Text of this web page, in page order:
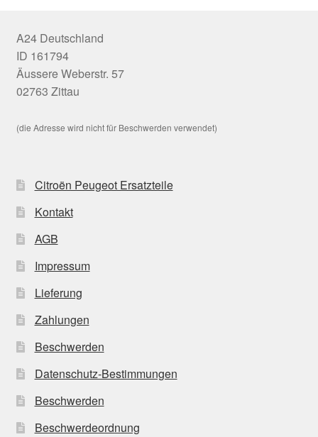
A24 Deutschland
ID 161794
Äussere Weberstr. 57
02763 Zittau
(die Adresse wird nicht für Beschwerden verwendet)
Citroën Peugeot Ersatzteile
Kontakt
AGB
Impressum
Lieferung
Zahlungen
Beschwerden
Datenschutz-Bestimmungen
Beschwerden
Beschwerdeordnung